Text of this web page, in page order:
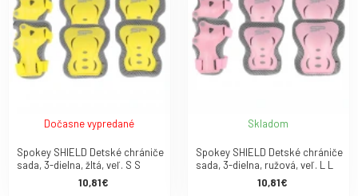
Dočasne vypredané
Spokey SHIELD Detské chrániče
sada, 3-dielna, žltá, veľ. S S
10,81€
Skladom
Spokey SHIELD Detské chrániče
sada, 3-dielna, ružová, veľ. L L
10,81€